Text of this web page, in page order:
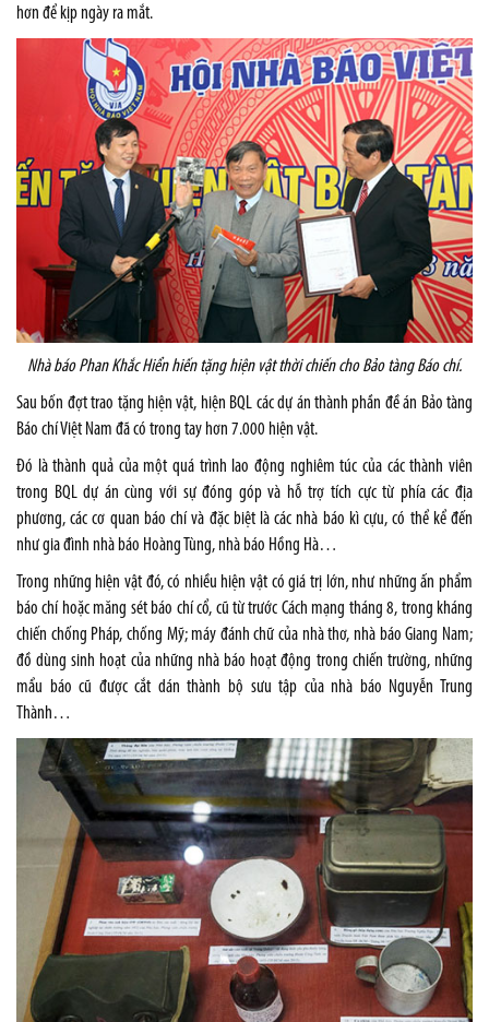
hơn để kịp ngày ra mắt.
Nhà báo Phan Khắc Hiển hiến tặng hiện vật thời chiến cho Bảo tàng Báo chí.
Sau bốn đợt trao tặng hiện vật, hiện BQL các dự án thành phần đề án Bảo tàng
Báo chí Việt Nam đã có trong tay hơn 7.000 hiện vật.
Đó là thành quả của một quá trình lao động nghiêm túc của các thành viên
trong BQL dự án cùng với sự đóng góp và hỗ trợ tích cực từ phía các địa
phương, các cơ quan báo chí và đặc biệt là các nhà báo kì cựu, có thể kể đến
như gia đình nhà báo Hoàng Tùng, nhà báo Hồng Hà…
Trong những hiện vật đó, có nhiều hiện vật có giá trị lớn, như những ấn phẩm
báo chí hoặc măng sét báo chí cổ, cũ từ trước Cách mạng tháng 8, trong kháng
chiến chống Pháp, chống Mỹ; máy đánh chữ của nhà thơ, nhà báo Giang Nam;
đồ dùng sinh hoạt của những nhà báo hoạt động trong chiến trường, những
mẩu báo cũ được cắt dán thành bộ sưu tập của nhà báo Nguyễn Trung
Thành…